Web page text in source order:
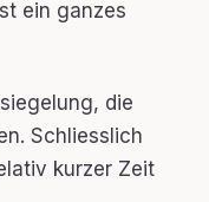
ein ganzes
die
Schliesslich
kurzer Zeit